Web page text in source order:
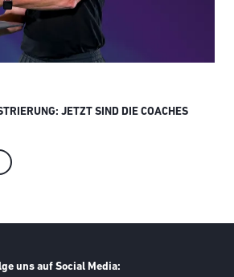
JETZT SIND DIE COACHES
uns auf Social Media: